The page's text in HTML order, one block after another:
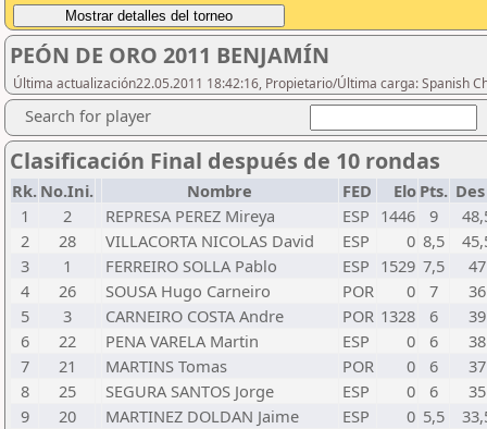
PEÓN DE ORO 2011 BENJAMÍN
Última actualización22.05.2011 18:42:16, Propietario/Última carga: Spanish
Search for player
Clasificación Final después de 10 rondas
Rk. No.Ini. Nombre FED Elo Pts.
1
2 REPRESA PEREZ Mireya ESP 1446 9
2
28 VILLACORTA NICOLAS David ESP 0 8,5
3
1 FERREIRO SOLLA Pablo ESP 1529 7,5
47
4
26 SOUSA Hugo Carneiro POR 0 7
36
5
3 CARNEIRO COSTA Andre POR 1328 6
39
6
22 PENA VARELA Martin ESP 0 6
38
7
21 MARTINS Tomas POR 0 6
37
8
25 SEGURA SANTOS Jorge ESP 0 6
35
9
20 MARTINEZ DOLDAN Jaime ESP 0 5,5